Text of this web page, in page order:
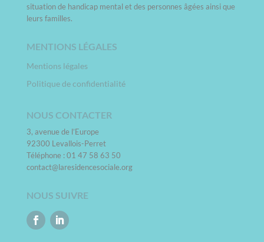
situation de handicap mental et des personnes âgées ainsi que
leurs familles.
MENTIONS LÉGALES
Mentions légales
Politique de confidentialité
NOUS CONTACTER
3, avenue de l’Europe
92300 Levallois-Perret
Téléphone : 01 47 58 63 50
contact@laresidencesociale.org
NOUS SUIVRE